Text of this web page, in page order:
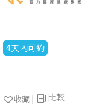
4天內可約
比較
收藏